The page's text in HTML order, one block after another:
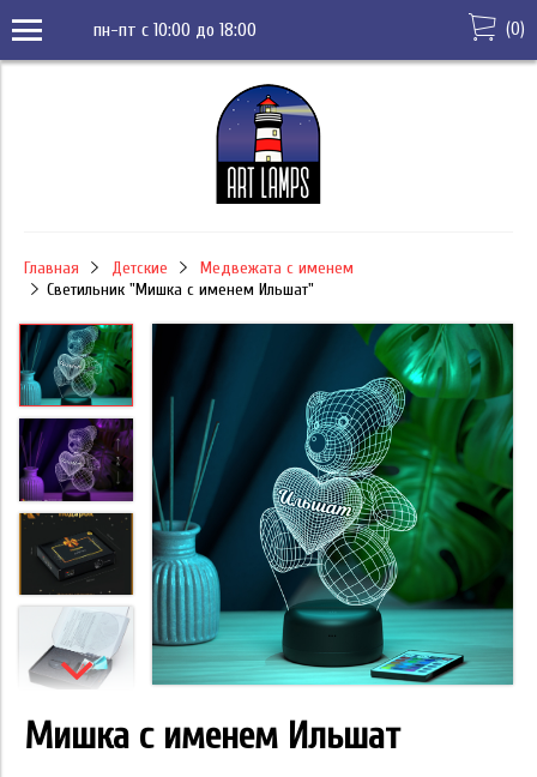
пн-пт с 10:00 до 18:00 (0)
Главная Детские
Медвежата с именем
Светильник "Мишка с именем Ильшат"
Мишка с именем Ильшат